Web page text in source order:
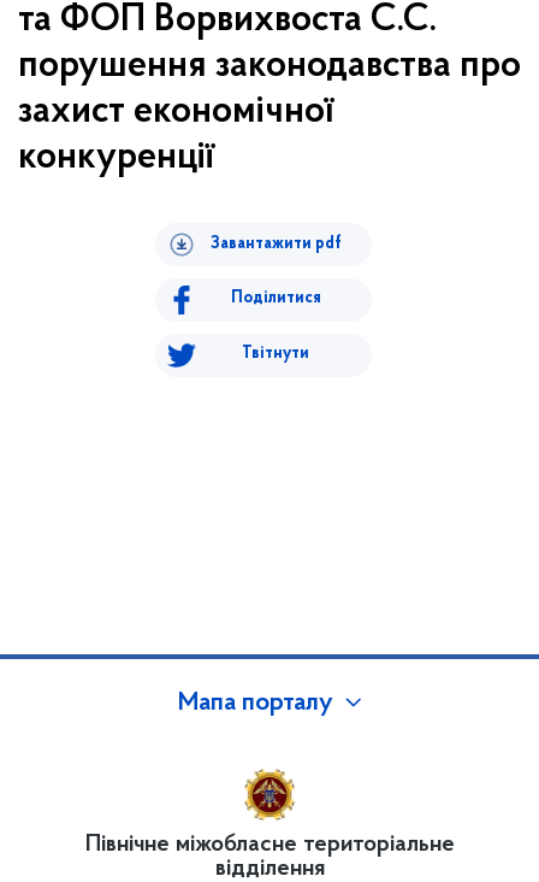
та ФОП Ворвихвоста С.С.
порушення законодавства про
захист економічної
конкуренції
Завантажити pdf
Поділитися
Твітнути
Мапа порталу
Північне міжобласне територіальне
відділення